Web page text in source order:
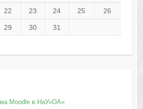
22 23 24 25 26
29 30
31
Moodle в НаУ«ОА»